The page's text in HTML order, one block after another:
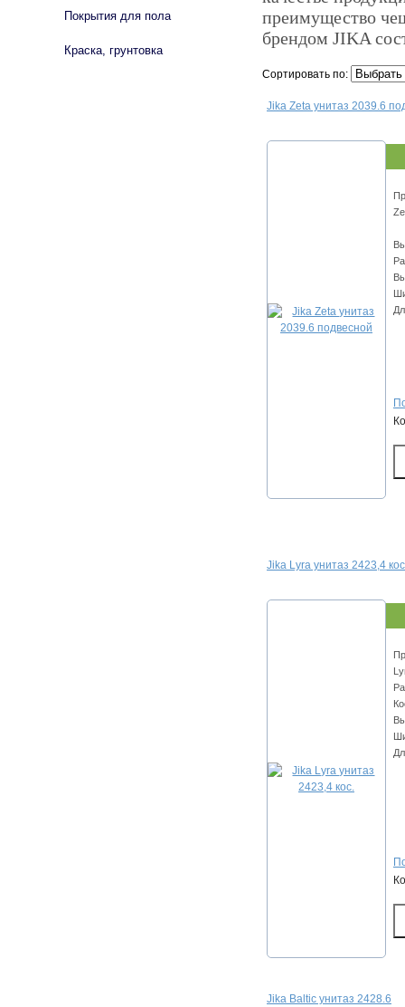
преимущество
брендом JIKA
Сортировать по:
Jika Zeta унитаз 2039.6
Jika Lyra унитаз 2423,4
Jika Baltic унитаз 2428.6
Покрытия для пола
Краска, грунтовка